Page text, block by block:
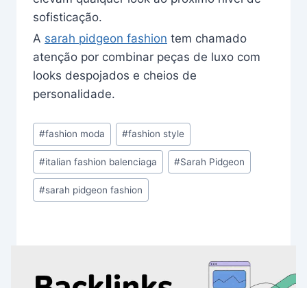
sofisticação.
A sarah pidgeon fashion tem chamado
atenção por combinar peças de luxo com
looks despojados e cheios de
personalidade.
Post
Tags:
#fashion moda #fashion style
#italian fashion balenciaga #Sarah Pidgeon
#sarah pidgeon fashion